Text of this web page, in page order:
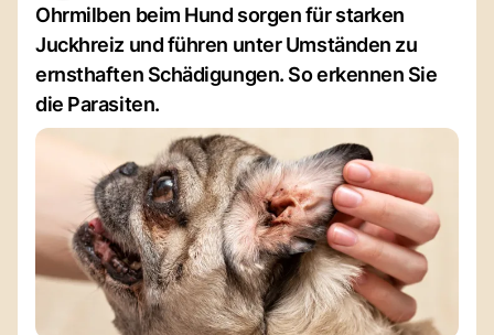
Ohrmilben beim Hund sorgen für starken
Juckhreiz und führen unter Umständen zu
ernsthaften Schädigungen. So erkennen Sie
die Parasiten.